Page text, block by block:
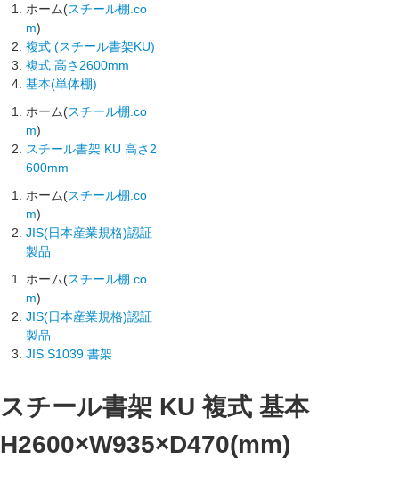
ホーム(スチール棚.co
m)
複式 (スチール書架KU)
複式 高さ2600mm
基本(単体棚)
ホーム(スチール棚.co
m)
スチール書架 KU 高さ2
600mm
ホーム(スチール棚.co
m)
JIS(日本産業規格)認証
製品
ホーム(スチール棚.co
m)
JIS(日本産業規格)認証
製品
JIS S1039 書架
スチール書架 KU 複式 基本
H2600×W935×D470(mm)